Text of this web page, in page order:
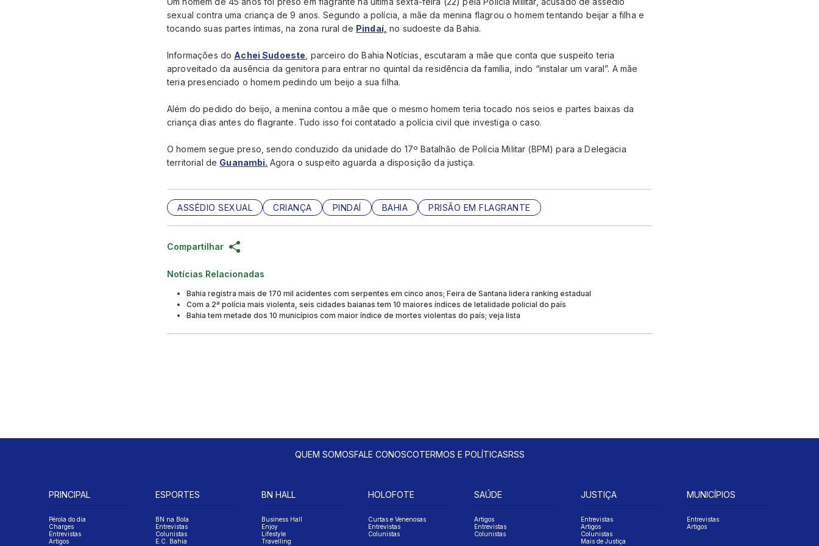
sexual contra uma criança de 9 anos. Segundo a polícia, a mãe da menina flagrou o homem tentando beijar a filha e
tocando suas partes íntimas, na zona rural de Pindaí, no sudoeste da Bahia.
Informações do Achei Sudoeste , parceiro do Bahia Notícias, escutaram a mãe que conta que suspeito teria
aproveitado da ausência da genitora para entrar no quintal da residência da família, indo “instalar um varal”. A mãe
teria presenciado o homem pedindo um beijo a sua filha.
Além do pedido do beijo, a menina contou a mãe que o mesmo homem teria tocado nos seios e partes baixas da
criança dias antes do flagrante. Tudo isso foi contatado a polícia civil que investiga o caso.
O homem segue preso, sendo conduzido da unidade do 17º Batalhão de Polícia Militar (BPM) para a Delegacia
territorial de Guanambi. Agora o suspeito aguarda a disposição da justiça.
ASSÉDIO SEXUAL CRIANÇA PINDAÍ BAHIA PRISÃO EM FLAGRANTE
Compartilhar
Notícias Relacionadas
Bahia registra mais de 170 mil acidentes com serpentes em cinco anos; Feira de Santana lidera ranking estadual
Com a 2ª polícia mais violenta, seis cidades baianas tem 10 maiores índices de letalidade policial do país
Bahia tem metade dos 10 municípios com maior índice de mortes violentas do país; veja lista
QUEM SOMOSFALE CONOSCOTERMOS E POLÍTICASRSS
PRINCIPAL
Pérola do dia
Charges
Entrevistas
Artigos
ESPORTES
BN na Bola
Entrevistas
Colunistas
E.C. Bahia
BN HALL
Business Hall
Enjoy
Lifestyle
Travelling
HOLOFOTE
Curtas e Venenosas
Entrevistas
Colunistas
SAÚDE
Artigos
Entrevistas
Colunistas
JUSTIÇA
Entrevistas
Artigos
Colunistas
Mais de Justiça
MUNICÍPIOS
Entrevistas
Artigos